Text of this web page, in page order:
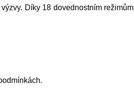
Díky 18 dovednostním